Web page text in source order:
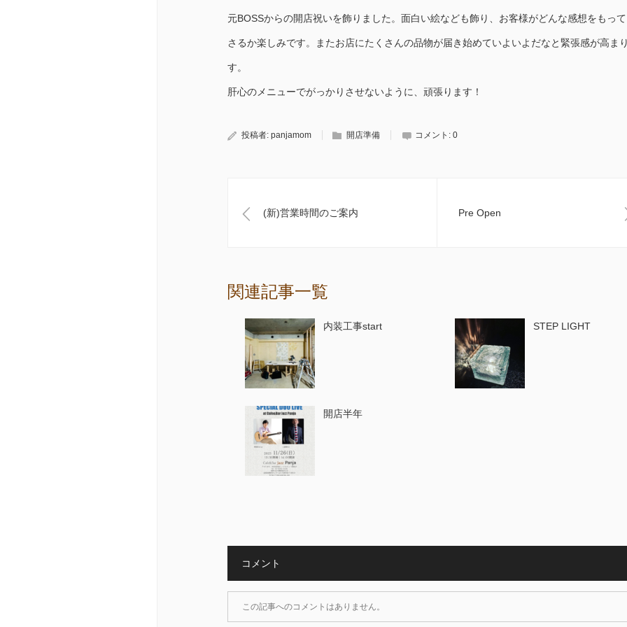
元BOSSからの開店祝いを飾りました。面白い絵なども飾り、お客様がどんな感想をもっ
さるか楽しみです。またお店にたくさんの品物が届き始めていよいよだなと緊張感が高ま
す。
肝心のメニューでがっかりさせないように、頑張ります！
投稿者: panjamom 開店準備 コメント: 0
(新)営業時間のご案内 Pre Open
関連記事一覧
内装工事start STEP LIGHT
開店半年
コメント
この記事へのコメントはありません。